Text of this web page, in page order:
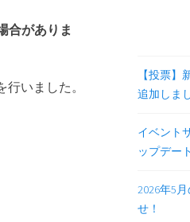
合がありま
行いました。
【投票】
追加しま
イベント
ップデート
2026年5
せ！